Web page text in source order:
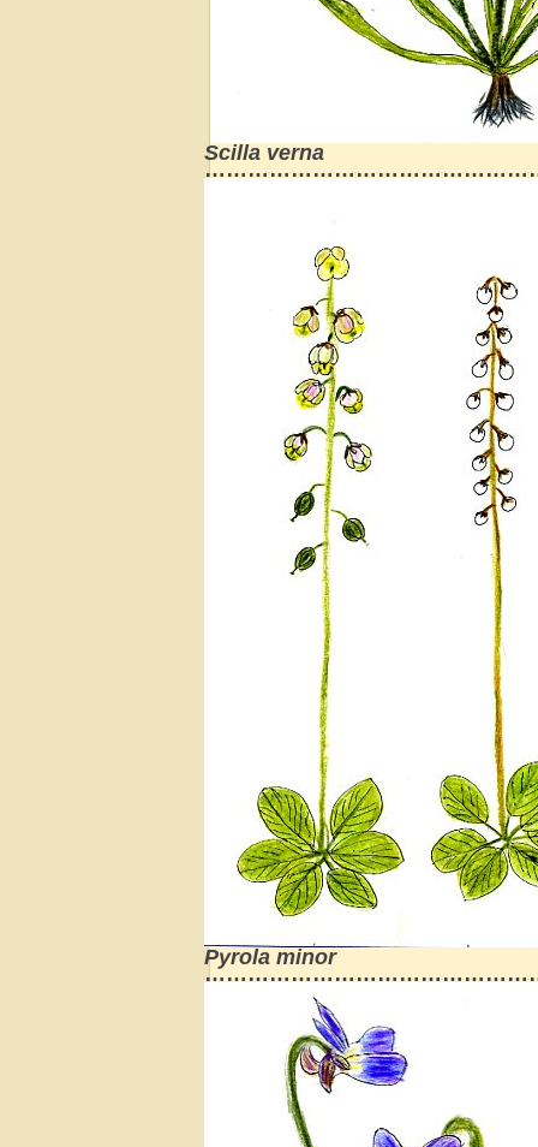
Scilla verna
Pyrola minor